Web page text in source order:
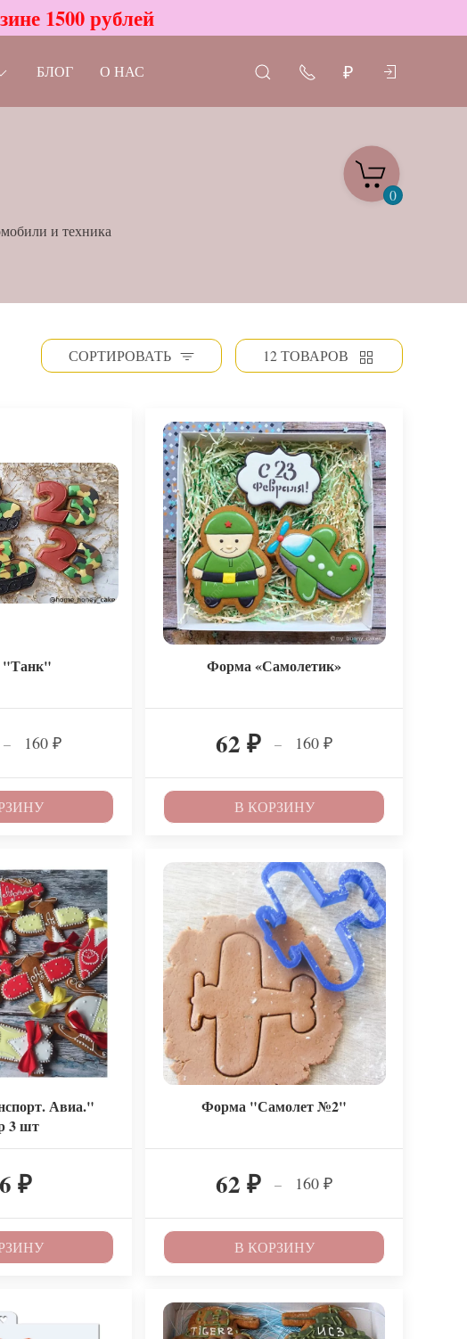
1500 рублей
БЛОГ О НАС ₽
0
и техника
СОРТИРОВАТЬ 12 ТОВАРОВ
– 160₽
Форма «Самолетик»
62₽ – 160₽
В КОРЗИНУ
Авиа."
3 шт
₽
Форма "Самолет №2"
62₽ – 160₽
В КОРЗИНУ